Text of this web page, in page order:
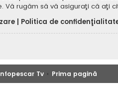
Vă rugăm să vă asiguraţi că aţi
Politica de
Tv Prima pagină